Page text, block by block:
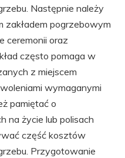
Następnie należy
pogrzebowym
ceremonii oraz
często pomaga w
z miejscem
wymaganymi
pamiętać o
na życie lub polisach
część kosztów
Przygotowanie